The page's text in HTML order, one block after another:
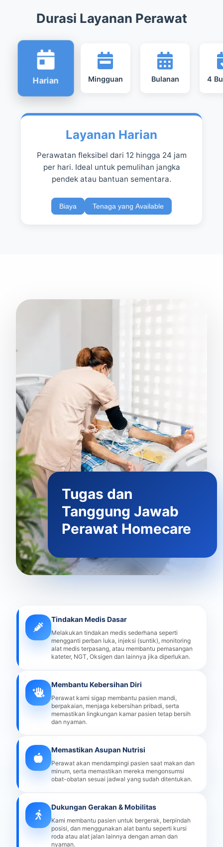
Durasi Layanan Perawat
Harian Mingguan Bulanan 4
Layanan Harian
Perawatan fleksibel dari 12 hingga 24 jam
per hari. Ideal untuk pemulihan jangka
pendek atau bantuan sementara.
Biaya Tenaga yang Available
Tugas dan
Tanggung Jawab
Perawat Homecare
Tindakan Medis Dasar
Melakukan tindakan medis sederhana seperti
mengganti perban luka, injeksi (suntik), monitoring
alat medis terpasang, atau membantu pemasangan
kateter, NGT, Oksigen dan lainnya jika diperlukan.
Membantu Kebersihan Diri
Perawat kami sigap membantu pasien mandi,
berpakaian, menjaga kebersihan pribadi, serta
memastikan lingkungan kamar pasien tetap bersih
dan nyaman.
Memastikan Asupan Nutrisi
Perawat akan mendampingi pasien saat makan dan
minum, serta memastikan mereka mengonsumsi
obat-obatan sesuai jadwal yang sudah ditentukan.
Dukungan Gerakan & Mobilitas
Kami membantu pasien untuk bergerak, berpindah
posisi, dan menggunakan alat bantu seperti kursi
roda atau alat jalan lainnya dengan aman dan
nyaman.